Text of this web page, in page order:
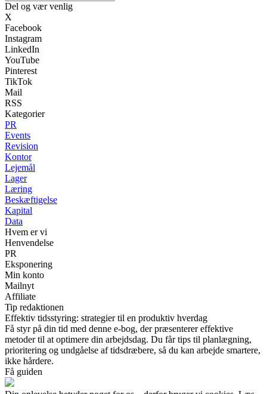
Del og vær venlig
X
Facebook
Instagram
LinkedIn
YouTube
Pinterest
TikTok
Mail
RSS
Kategorier
PR
Events
Revision
Kontor
Lejemål
Lager
Læring
Beskæftigelse
Kapital
Data
Hvem er vi
Henvendelse
PR
Eksponering
Min konto
Mailnyt
Affiliate
Tip redaktionen
Effektiv tidsstyring: strategier til en produktiv hverdag
Få styr på din tid med denne e-bog, der præsenterer effektive
metoder til at optimere din arbejdsdag. Du får tips til planlægning,
prioritering og undgåelse af tidsdræbere, så du kan arbejde smartere,
ikke hårdere.
Få guiden